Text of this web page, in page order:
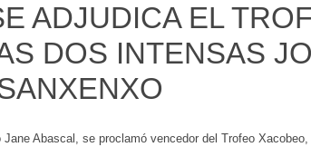
ADJUDICA EL
DOS INTENSAS
Jane Abascal, se proclamó vencedor del Trofeo